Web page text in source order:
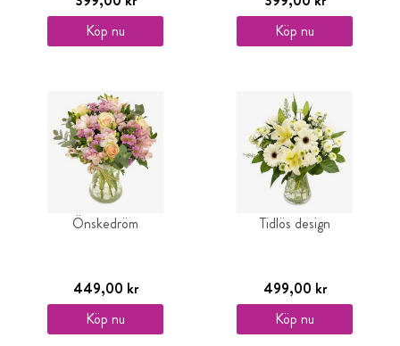
Köp nu
Köp nu
Önskedröm
449,00 kr
Köp nu
Tidlös design
499,00 kr
Köp nu